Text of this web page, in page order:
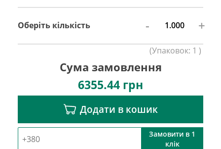
Оберіть кількість - +
(Упаковок: 1 )
Сума замовлення
6355.44 грн
Додати в кошик
Замовити в 1
клік